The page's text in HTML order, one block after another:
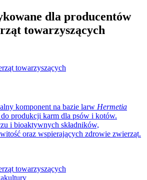
dla producentów
towarzyszących
komponent na bazie larw Hermetia
do produkcji karm dla psów i kotów.
i bioaktywnych składników,
oraz wspierających zdrowie zwierząt.